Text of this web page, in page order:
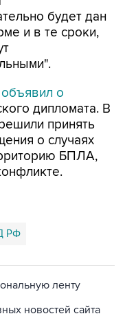
будет дан
и в те сроки,
объявил о
дипломата. В
принять
о случаях
БПЛА,
РФ
ленту
новостей сайта